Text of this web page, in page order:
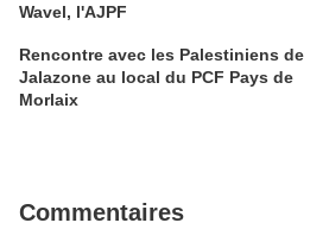
Wavel, l'AJPF
Rencontre avec les Palestiniens de
Jalazone au local du PCF Pays de
Morlaix
Commentaires